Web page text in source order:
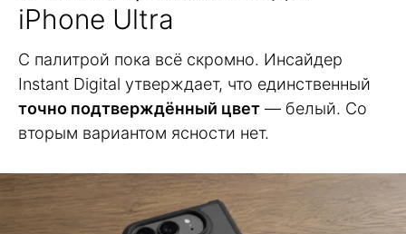
iPhone Ultra
С палитрой пока всё скромно. Инсайдер
Instant Digital утверждает, что единственный
точно подтверждённый цвет — белый. Со
вторым вариантом ясности нет.